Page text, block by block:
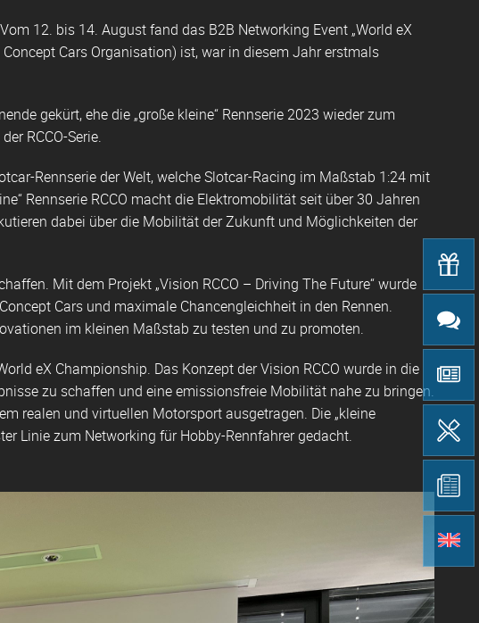
12. bis 14. August fand das B2B Networking Event „World eX
Concept Cars Organisation) ist, war in diesem Jahr erstmals
gekürt, ehe die „große kleine“ Rennserie 2023 wieder zum
RCCO-Serie.
Rennserie der Welt, welche Slotcar-Racing im Maßstab 1:24 mit
Rennserie RCCO macht die Elektromobilität seit über 30 Jahren
dabei über die Mobilität der Zukunft und Möglichkeiten der
Mit dem Projekt „Vision RCCO – Driving The Future“ wurde
Cars und maximale Chancengleichheit in den Rennen.
im kleinen Maßstab zu testen und zu promoten.
eX Championship. Das Konzept der Vision RCCO wurde in die
zu schaffen und eine emissionsfreie Mobilität nahe zu bringen.
realen und virtuellen Motorsport ausgetragen. Die „kleine
Linie zum Networking für Hobby-Rennfahrer gedacht.